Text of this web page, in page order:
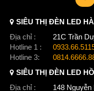
SIÊU THỊ ĐÈN LED
Địa chỉ :
21C Trần
Hotline 1 :
Hotline 3:
SIÊU THỊ ĐÈN LED
Địa chỉ :
148 Nguyễn